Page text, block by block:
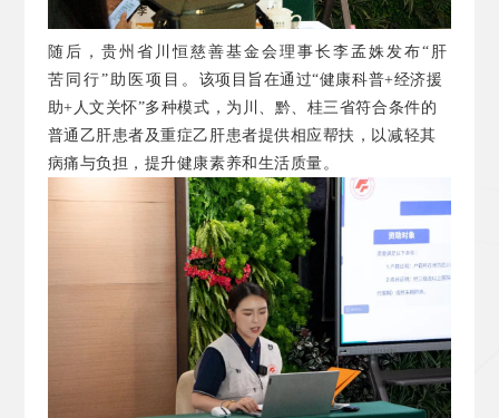
随后，贵州省川恒慈善基金会理事长李孟姝发布“肝
苦同行”助医项目。 该项目旨在通过“健康科普+经济援
助+人文关怀”多种模式，为川、黔、桂三省符合条件的
普通乙肝患者及重症乙肝患者提供相应帮扶，以减轻其
病痛与负担，提升健康素养和生活质量。